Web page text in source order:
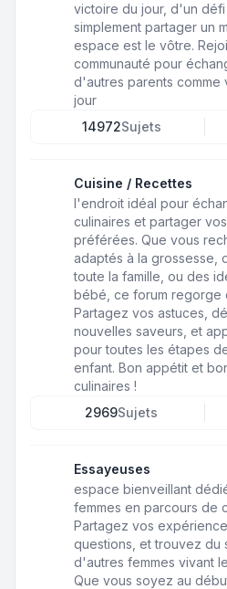
victoire du jour, d'un
simplement partager un
espace est le vôtre.
communauté pour
d'autres parents comme
jour
14972Sujets
Cuisine / Recettes
l'endroit idéal pour
culinaires et partager
préférées. Que vous
adaptés à la grossesse,
toute la famille, ou des
bébé, ce forum regorge
Partagez vos astuces,
nouvelles saveurs, et
pour toutes les étapes
enfant. Bon appétit et
culinaires !
2969Sujets
Essayeuses
espace bienveillant
femmes en parcours de
Partagez vos
questions, et trouvez du
d'autres femmes vivant
Que vous soyez au